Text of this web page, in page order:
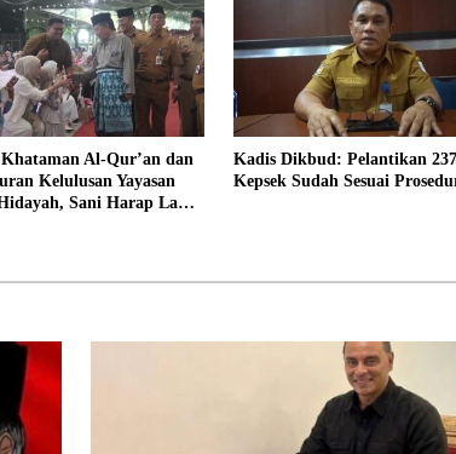
Al-Qur’an dan
Kelulusan Yayasan
Sani Harap Lahir
Kadis Dikbud: Pelantikan 237
Kepsek Sudah Sesuai